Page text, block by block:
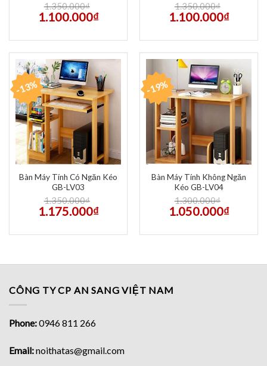
1.350.000₫
1.100.000₫
1.350.000₫
1.100.000₫
-13%
Bàn Máy Tính Có Ngăn Kéo
GB-LV03
1.350.000₫
1.175.000₫
-19%
Bàn Máy Tính Không Ngăn
Kéo GB-LV04
1.300.000₫
1.050.000₫
CÔNG TY CP AN SANG VIỆT NAM
Phone:0946 811 266
Email:noithatas@gmail.com